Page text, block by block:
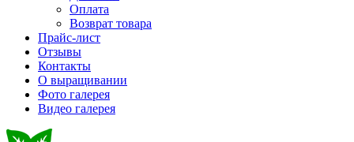
Оплата
Возврат товара
Прайс-лист
Отзывы
Контакты
О выращивании
Фото галерея
Видео галерея